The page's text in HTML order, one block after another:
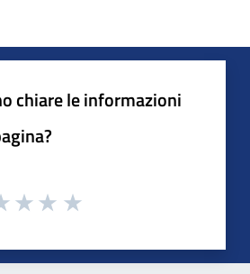
chiare le informazioni